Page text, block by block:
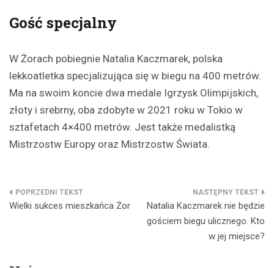
Gość specjalny
W Żorach pobiegnie Natalia Kaczmarek, polska
lekkoatletka specjalizująca się w biegu na 400 metrów.
Ma na swoim koncie dwa medale Igrzysk Olimpijskich,
złoty i srebrny, oba zdobyte w 2021 roku w Tokio w
sztafetach 4×400 metrów. Jest także medalistką
Mistrzostw Europy oraz Mistrzostw Świata.
Nawigacja
Wielki sukces mieszkańca Żor
Natalia Kaczmarek nie będzie
gościem biegu ulicznego. Kto
w jej miejsce?